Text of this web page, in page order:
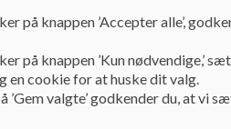
Skolen
Skolen
på knappen ’Accepter alle’,
på knappen ’Kun nødvendige,’
en cookie for at huske dit valg.
’Gem valgte’ godkender du, at vi